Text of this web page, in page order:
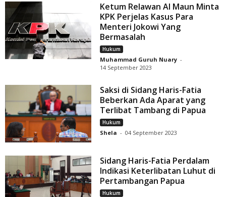
Ketum Relawan Al Maun Minta
KPK Perjelas Kasus Para
Menteri Jokowi Yang
Bermasalah
Hukum
Muhammad Guruh Nuary -
14 September 2023
Saksi di Sidang Haris-Fatia
Beberkan Ada Aparat yang
Terlibat Tambang di Papua
Hukum
Shela - 04 September 2023
Sidang Haris-Fatia Perdalam
Indikasi Keterlibatan Luhut di
Pertambangan Papua
Hukum